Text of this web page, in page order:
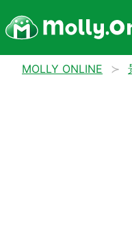
MOLLY ONLINE